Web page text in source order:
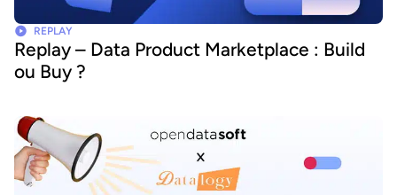
REPLAY
Replay – Data Product Marketplace : Build
ou Buy ?